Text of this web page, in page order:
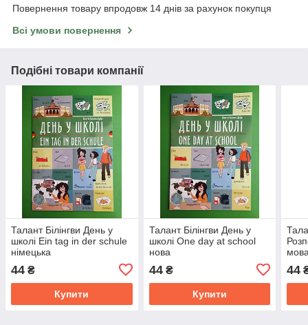
Повернення товару впродовж 14 днів за рахунок покупця
Всі умови повернення
Подібні товари компанії
Талант Білінгви День у
школі Ein tag in der schule
німецька
44 ₴
Купити
Талант Білінгви День у
школі One day at school
нова
44₴
Купити
44